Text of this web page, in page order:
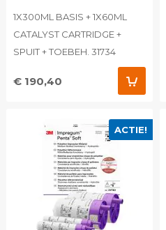
1X300ML BASIS + 1X60ML
CATALYST CARTRIDGE +
SPUIT + TOEBEH. 31734
€ 190,40
ACTIE!